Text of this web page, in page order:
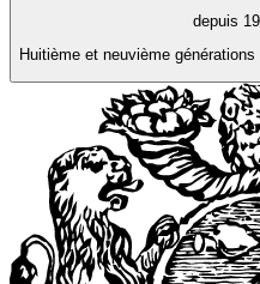
depuis
Huitième et neuvième